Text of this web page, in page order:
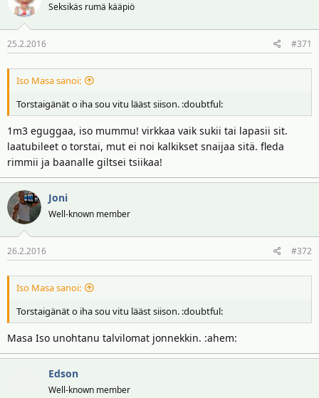
Seksikäs rumä kääpiö
25.2.2016 #371
Iso Masa sanoi:
Torstaigänät o iha sou vitu lääst siison. :doubtful:
1m3 eguggaa, iso mummu! virkkaa vaik sukii tai lapasii sit.
laatubileet o torstai, mut ei noi kalkikset snaijaa sitä. fleda
rimmii ja baanalle giltsei tsiikaa!
Joni
Well-known member
26.2.2016 #372
Iso Masa sanoi:
Torstaigänät o iha sou vitu lääst siison. :doubtful:
Masa Iso unohtanu talvilomat jonnekkin. :ahem:
Edson
Well-known member